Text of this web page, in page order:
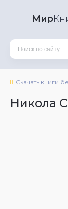
Мир
Скачать книги
Никола